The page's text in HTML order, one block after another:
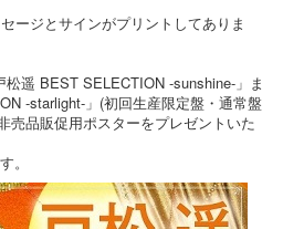
ージとサインがプリントしてありま
遥 BEST SELECTION -sunshine-」ま
-starlight-」(初回生産限定盤・通常盤
売品販促用ポスターをプレゼントいた
。